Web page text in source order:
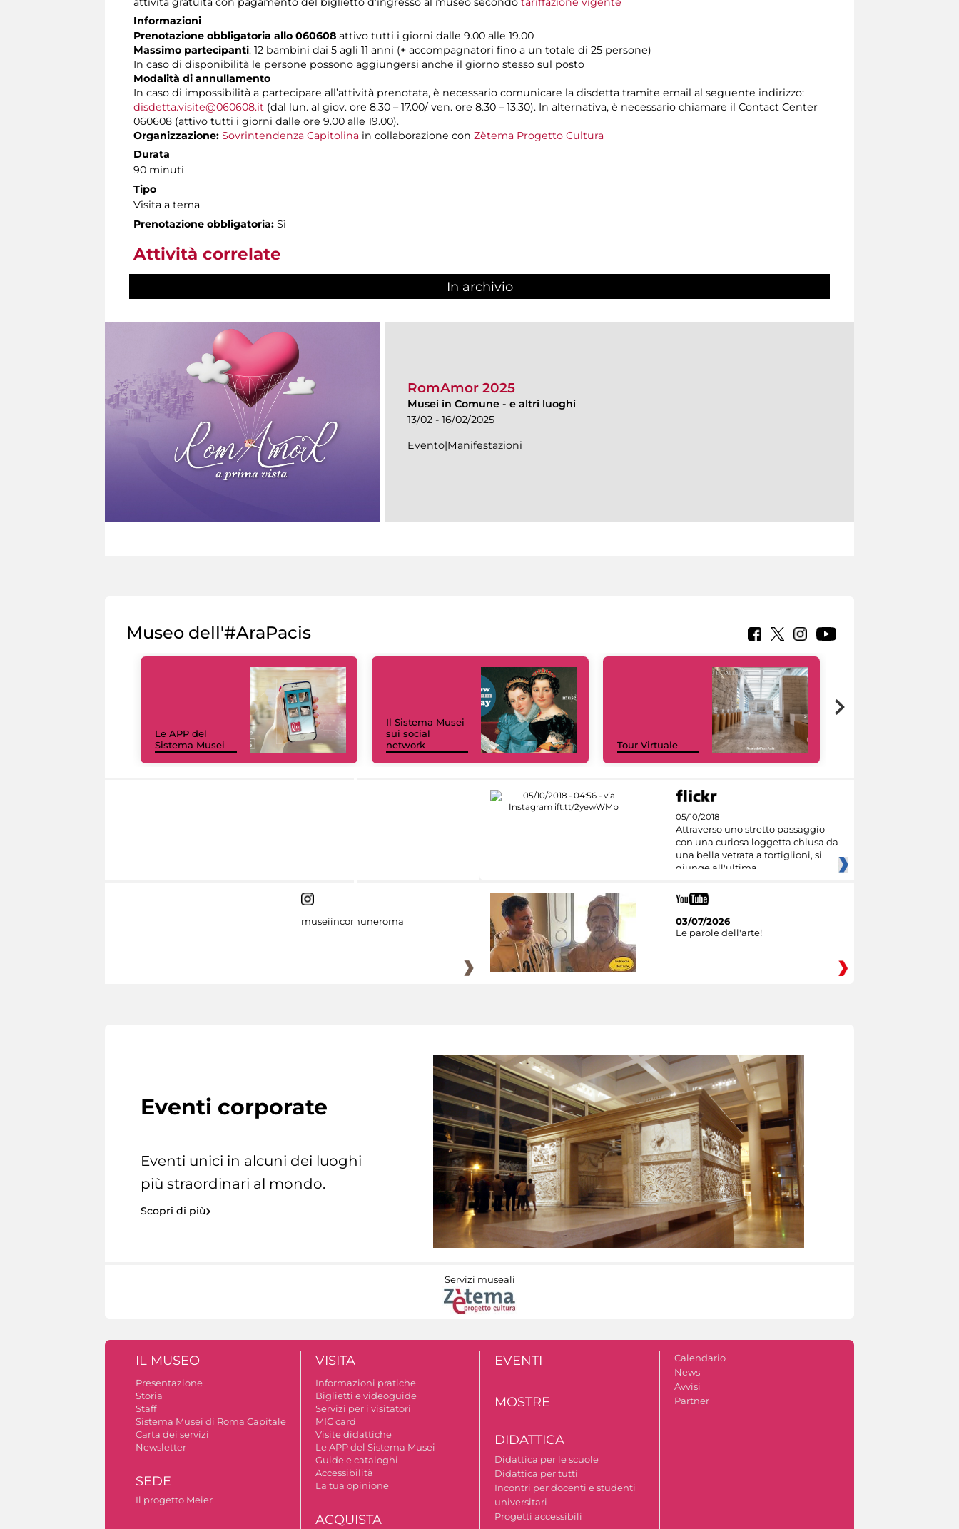
Informazioni
Prenotazione obbligatoria allo 060608 attivo tutti i giorni dalle 9.00 alle 19.00
Massimo partecipanti: 12 bambini dai 5 agli 11 anni (+ accompagnatori fino a un totale di 25 persone)
In caso di disponibilità le persone possono aggiungersi anche il giorno stesso sul posto
Modalità di annullamento
In caso di impossibilità a partecipare all’attività prenotata, è necessario comunicare la disdetta tramite email al seguente indirizzo:
disdetta.visite@060608.it (dal lun. al giov. ore 8.30 – 17.00/ ven. ore 8.30 – 13.30). In alternativa, è necessario chiamare il Contact Center
060608 (attivo tutti i giorni dalle ore 9.00 alle 19.00).
Organizzazione: Sovrintendenza Capitolina in collaborazione con Zètema Progetto Cultura
Durata
90 minuti
Tipo
Visita a tema
Prenotazione obbligatoria: Sì
Attività correlate
In archivio
RomAmor 2025
Musei in Comune - e altri luoghi
13/02 - 16/02/2025
Evento|Manifestazioni
Museo dell'#AraPacis
Le APP del
Sistema Musei
Il Sistema Musei
sui social
network
Tour Virtuale
05/10/2018
Attraverso uno stretto passaggio
con una curiosa loggetta chiusa da
una bella vetrata a tortiglioni, si
giunge all'ultima
museiincomuneroma
03/07/2026
Le parole dell'arte!
Eventi corporate
Eventi unici in alcuni dei luoghi
più straordinari al mondo.
Scopri di più
Servizi museali
IL MUSEO
Presentazione
Storia
Staff
Sistema Musei di Roma Capitale
Carta dei servizi
Newsletter
SEDE
Il progetto Meier
VISITA
Informazioni pratiche
Biglietti e videoguide
Servizi per i visitatori
MIC card
Visite didattiche
Le APP del Sistema Musei
Guide e cataloghi
Accessibilità
La tua opinione
ACQUISTA
EVENTI
MOSTRE
DIDATTICA
Didattica per le scuole
Didattica per tutti
Incontri per docenti e studenti
universitari
Progetti accessibili
Calendario
News
Avvisi
Partner